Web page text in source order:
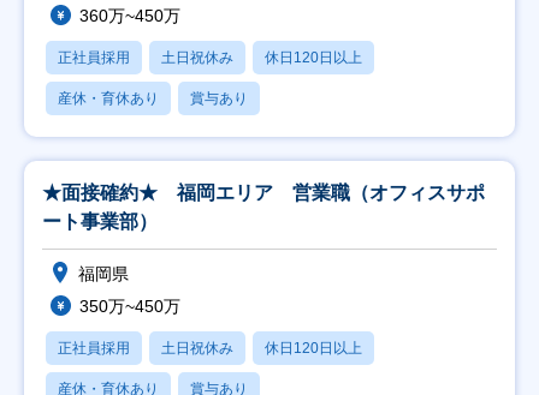
360万~450万
正社員採用 土日祝休み 休日120日以上
産休・育休あり 賞与あり
★面接確約★ 福岡エリア 営業職（オフィスサポ
ート事業部）
福岡県
350万~450万
正社員採用 土日祝休み 休日120日以上
産休・育休あり 賞与あり